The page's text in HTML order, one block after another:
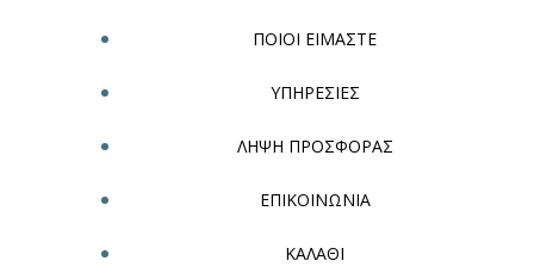
ΠΟΙΟΙ ΕΙΜΑΣΤΕ
ΥΠΗΡΕΣΙΕΣ
ΛΗΨΗ ΠΡΟΣΦΟΡΑΣ
ΕΠΙΚΟΙΝΩΝΙΑ
ΚΑΛΑΘΙ